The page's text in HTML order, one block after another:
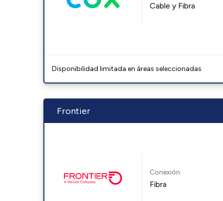
Cable y Fibra
Disponibilidad limitada en áreas seleccionadas
Frontier
Conexión:
Fibra